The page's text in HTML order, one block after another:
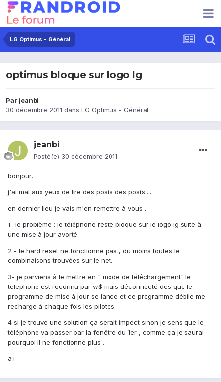
LG Optimus - Général
optimus bloque sur logo lg
Par jeanbi
30 décembre 2011 dans LG Optimus - Général
jeanbi
Posté(e) 30 décembre 2011
bonjour,
j'ai mal aux yeux de lire des posts des posts ....
en dernier lieu je vais m'en remettre à vous .
1- le problème : le téléphone reste bloque sur le logo lg suite à
une mise à jour avorté.
2 - le hard reset ne fonctionne pas , du moins toutes le
combinaisons trouvées sur le net.
3- je parviens à le mettre en " mode de téléchargement" le
telephone est reconnu par w$ mais déconnecté des que le
programme de mise à jour se lance et ce programme débile me
recharge à chaque fois les pilotes.
4 si je trouve une solution ça serait impect sinon je sens que le
téléphone va passer par la fenêtre du 1er , comme ça je saurai
pourquoi il ne fonctionne plus .
a+